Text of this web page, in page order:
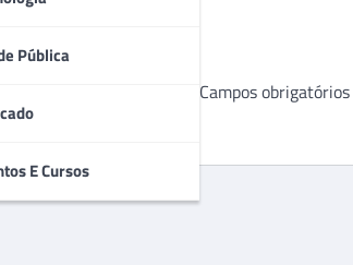
Pública
E Cursos
mail não será publicado. Campos